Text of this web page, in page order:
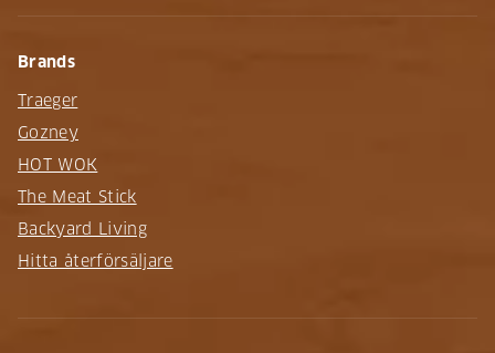
Brands
Traeger
Gozney
HOT WOK
The Meat Stick
Backyard Living
Hitta återförsäljare